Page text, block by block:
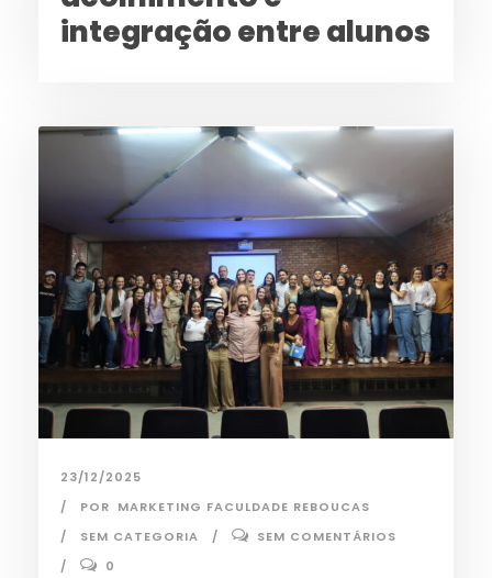
integração entre alunos
23/12/2025
POR MARKETING FACULDADE REBOUCAS
SEM CATEGORIA
SEM COMENTÁRIOS
0